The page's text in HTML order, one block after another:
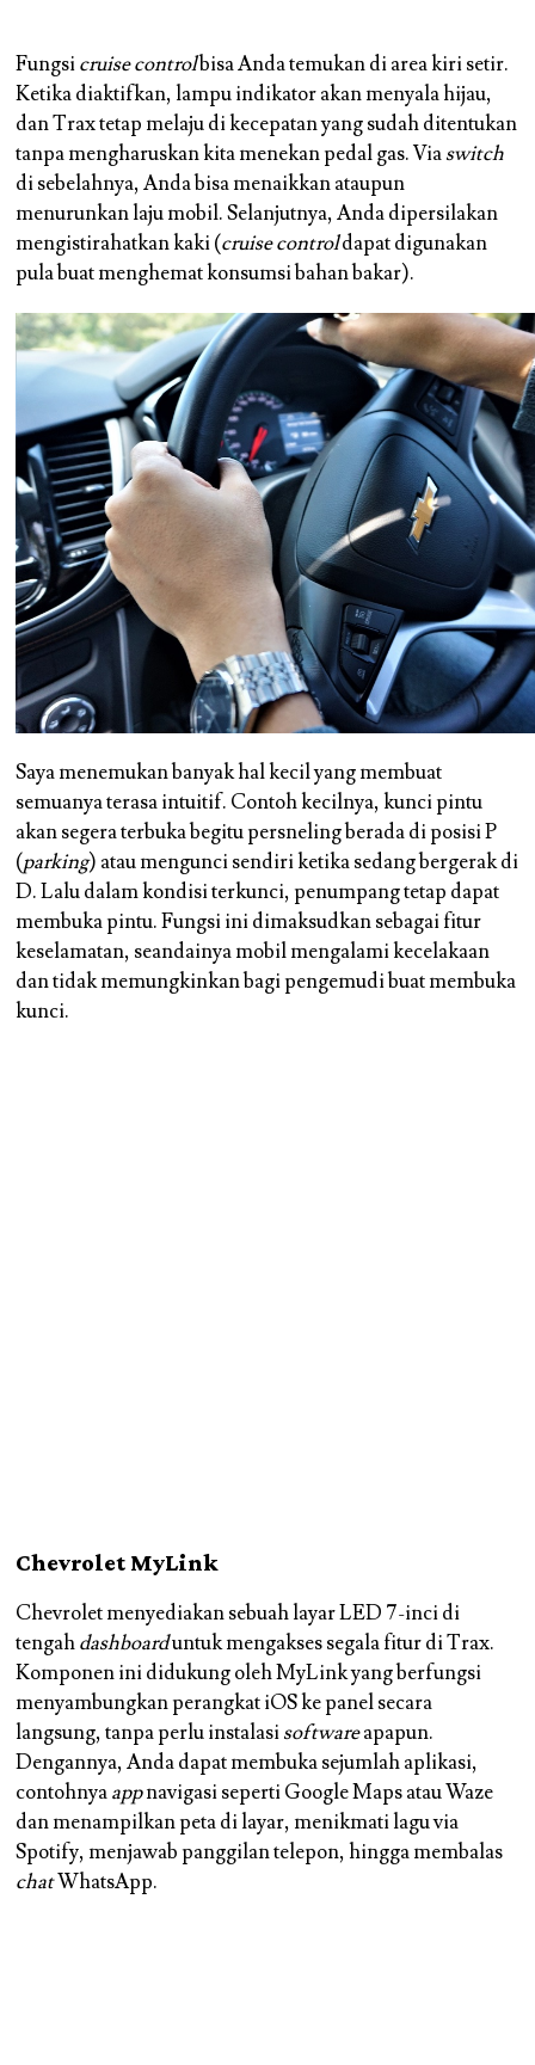
Fungsicruise controlbisa Anda temukan di area kiri setir.
Ketika diaktifkan, lampu indikator akan menyala hijau,
dan Trax tetap melaju di kecepatan yang sudah ditentukan
tanpa mengharuskan kita menekan pedal gas. Viaswitch
di sebelahnya, Anda bisa menaikkan ataupun
menurunkan laju mobil. Selanjutnya, Anda dipersilakan
mengistirahatkan kaki (cruise controldapat digunakan
pula buat menghemat konsumsi bahan bakar).
Saya menemukan banyak hal kecil yang membuat
semuanya terasa intuitif. Contoh kecilnya, kunci pintu
akan segera terbuka begitu persneling berada di posisi P
(parking) atau mengunci sendiri ketika sedang bergerak di
D. Lalu dalam kondisi terkunci, penumpang tetap dapat
membuka pintu. Fungsi ini dimaksudkan sebagai fitur
keselamatan, seandainya mobil mengalami kecelakaan
dan tidak memungkinkan bagi pengemudi buat membuka
kunci.
Chevrolet MyLink
Chevrolet menyediakan sebuah layar LED 7-inci di
tengahdashboarduntuk mengakses segala fitur di Trax.
Komponen ini didukung oleh MyLink yang berfungsi
menyambungkan perangkat iOS ke panel secara
langsung, tanpa perlu instalasisoftwareapapun.
Dengannya, Anda dapat membuka sejumlah aplikasi,
contohnyaappnavigasi seperti Google Maps atau Waze
dan menampilkan peta di layar, menikmati lagu via
Spotify, menjawab panggilan telepon, hingga membalas
chatWhatsApp.